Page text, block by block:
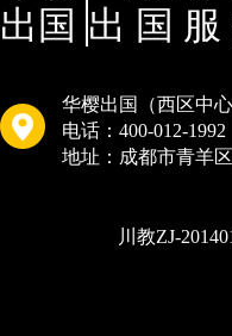
出国 出 国 服
华樱出国（西区中心
电话：400-012-1992
地址：成都市青羊
川教ZJ-